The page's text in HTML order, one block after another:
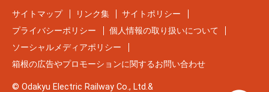
サイトマップ リンク集
サイトポリシー
プライバシーポリシー
個人情報の取り扱いについて
ソーシャルメディアポリシー
箱根の広告やプロモーションに関するお問い合わせ
© Odakyu Electric Railway Co., Ltd.&